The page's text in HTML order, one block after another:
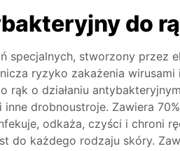
do
specjalnych, stworzony przez
ryzyko zakażenia wirusami
rąk o działaniu
inne drobnoustroje. Zawiera
odkaża, czyści i chroni
do każdego rodzaju skóry.